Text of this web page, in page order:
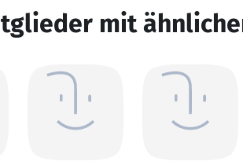
mit